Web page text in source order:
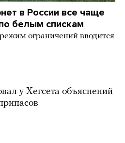
в России все чаще
белым спискам
ограничений вводится
у Хегсета объяснений